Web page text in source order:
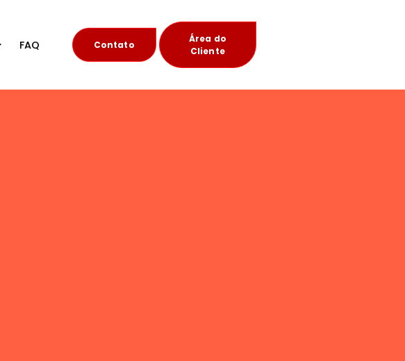
FAQ Contato
Área do
Cliente